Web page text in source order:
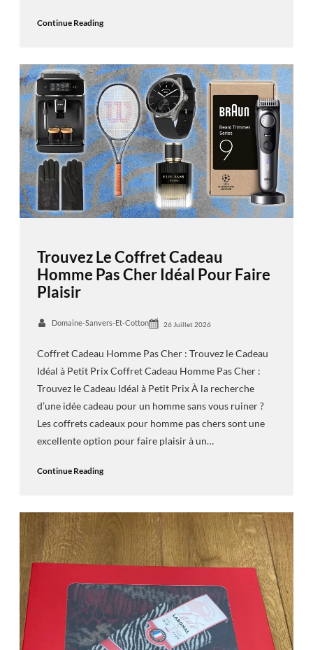
Continue Reading
Trouvez Le Coffret Cadeau
Homme Pas Cher Idéal Pour Faire
Plaisir
Domaine-Sanvers-Et-Cotton 26 Juillet 2026
Coffret Cadeau Homme Pas Cher : Trouvez le Cadeau
Idéal à Petit Prix Coffret Cadeau Homme Pas Cher :
Trouvez le Cadeau Idéal à Petit Prix À la recherche
d’une idée cadeau pour un homme sans vous ruiner ?
Les coffrets cadeaux pour homme pas chers sont une
excellente option pour faire plaisir à un…
Continue Reading